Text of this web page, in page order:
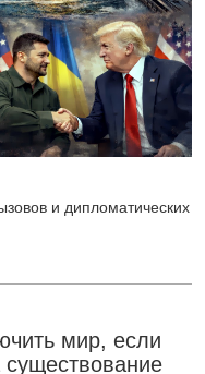
и дипломатических
мир, если
существование